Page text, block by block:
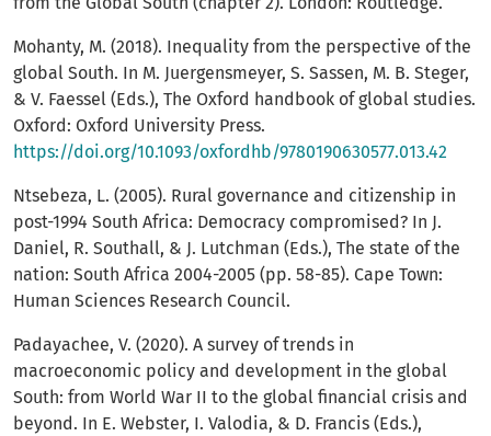
Mohanty, M. (2018). Inequality from the perspective of the
global South. In M. Juergensmeyer, S. Sassen, M. B. Steger,
& V. Faessel (Eds.), The Oxford handbook of global studies.
Oxford: Oxford University Press.
https://doi.org/10.1093/oxfordhb/9780190630577.013.42
Ntsebeza, L. (2005). Rural governance and citizenship in
post-1994 South Africa: Democracy compromised? In J.
Daniel, R. Southall, & J. Lutchman (Eds.), The state of the
nation: South Africa 2004-2005 (pp. 58-85). Cape Town:
Human Sciences Research Council.
Padayachee, V. (2020). A survey of trends in
macroeconomic policy and development in the global
South: from World War II to the global financial crisis and
beyond. In E. Webster, I. Valodia, & D. Francis (Eds.),